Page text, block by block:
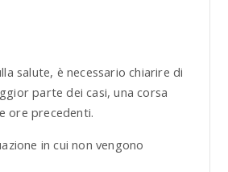
salute, è necessario chiarire di
parte dei casi, una corsa
ore precedenti.
in cui non vengono